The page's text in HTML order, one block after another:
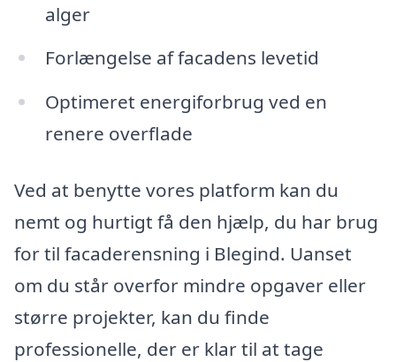
alger
Forlængelse af facadens levetid
Optimeret energiforbrug ved en
renere overflade
Ved at benytte vores platform kan du
nemt og hurtigt få den hjælp, du har brug
for til facaderensning i Blegind. Uanset
om du står overfor mindre opgaver eller
større projekter, kan du finde
professionelle, der er klar til at tage